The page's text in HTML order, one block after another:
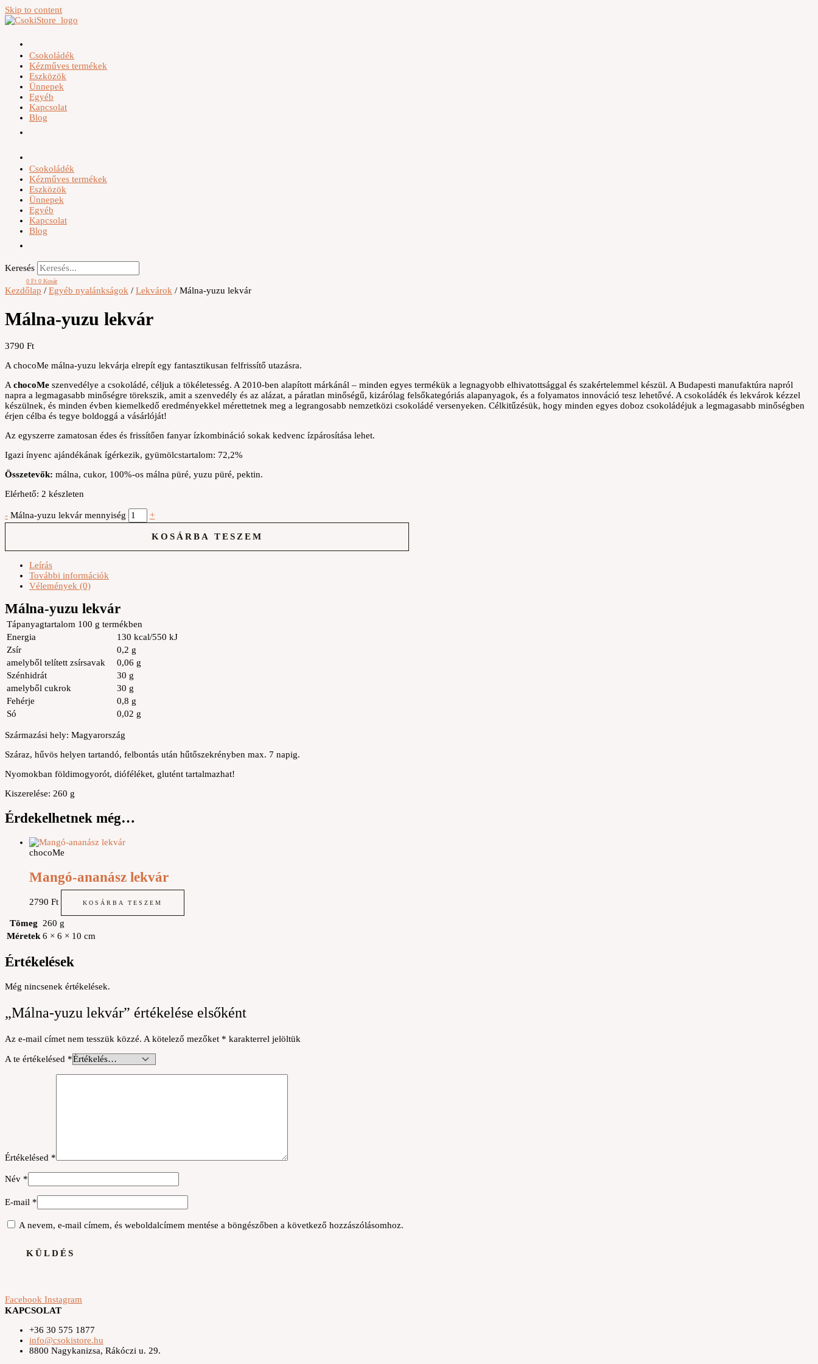
Skip to content
Csokoládék
Kézműves termékek
Eszközök
Ünnepek
Egyéb
Kapcsolat
Blog
Csokoládék
Kézműves termékek
Eszközök
Ünnepek
Egyéb
Kapcsolat
Blog
Keresés
0 Ft 0 Kosár
Kezdőlap / Egyéb nyalánkságok / Lekvárok / Málna-yuzu lekvár
Málna-yuzu lekvár
3790 Ft
A chocoMe málna-yuzu lekvárja elrepít egy fantasztikusan felfrissítő utazásra.
A chocoMe szenvedélye a csokoládé, céljuk a tökéletesség. A 2010-ben alapított márkánál – minden egyes termékük a legnagyobb elhivatottsággal és szakértelemmel készül. A Budapesti manufaktúra napról
napra a legmagasabb minőségre törekszik, amit a szenvedély és az alázat, a páratlan minőségű, kizárólag felsőkategóriás alapanyagok, és a folyamatos innováció tesz lehetővé. A csokoládék és lekvárok kézzel
készülnek, és minden évben kiemelkedő eredményekkel mérettetnek meg a legrangosabb nemzetközi csokoládé versenyeken. Célkitűzésük, hogy minden egyes doboz csokoládéjuk a legmagasabb minőségben
érjen célba és tegye boldoggá a vásárlóját!
Az egyszerre zamatosan édes és frissítően fanyar ízkombináció sokak kedvenc ízpárosítása lehet.
Igazi ínyenc ajándékának ígérkezik, gyümölcstartalom: 72,2%
Összetevők: málna, cukor, 100%-os málna püré, yuzu püré, pektin.
Elérhető: 2 készleten
- Málna-yuzu lekvár mennyiség +
KOSÁRBA TESZEM
Leírás
További információk
Vélemények (0)
Málna-yuzu lekvár
Tápanyagtartalom 100 g termékben
Energia
130 kcal/550 kJ
Zsír
0,2 g
amelyből telített zsírsavak
0,06 g
Szénhidrát
30 g
amelyből cukrok
30 g
Fehérje
0,8 g
Só
0,02 g
Származási hely: Magyarország
Száraz, hűvös helyen tartandó, felbontás után hűtőszekrényben max. 7 napig.
Nyomokban földimogyorót, dióféléket, glutént tartalmazhat!
Kiszerelése: 260 g
Érdekelhetnek még…
chocoMe
Mangó-ananász lekvár
2790 Ft KOSÁRBA TESZEM
Tömeg
260 g
Méretek 6 × 6 × 10 cm
Értékelések
Még nincsenek értékelések.
„Málna-yuzu lekvár” értékelése elsőként
Az e-mail címet nem tesszük közzé. A kötelező mezőket * karakterrel jelöltük
A te értékelésed *
Értékelésed *
Név *
E-mail *
A nevem, e-mail címem, és weboldalcímem mentése a böngészőben a következő hozzászólásomhoz.
Facebook Instagram
KAPCSOLAT
+36 30 575 1877
info@csokistore.hu
8800 Nagykanizsa, Rákóczi u. 29.